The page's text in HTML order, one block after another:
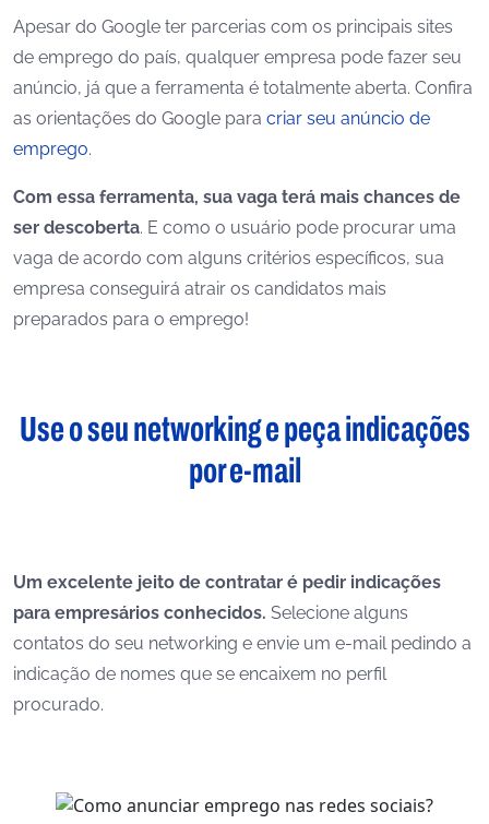
Apesar do Google ter parcerias com os principais sites
de emprego do país, qualquer empresa pode fazer seu
anúncio, já que a ferramenta é totalmente aberta. Confira
as orientações do Google para criar seu anúncio de
emprego.
Com essa ferramenta, sua vaga terá mais chances de
ser descoberta. E como o usuário pode procurar uma
vaga de acordo com alguns critérios específicos, sua
empresa conseguirá atrair os candidatos mais
preparados para o emprego!
Use o seu networking e peça indicações
por e-mail
Um excelente jeito de contratar é pedir indicações
para empresários conhecidos. Selecione alguns
contatos do seu networking e envie um e-mail pedindo a
indicação de nomes que se encaixem no perfil
procurado.